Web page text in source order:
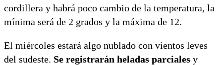
cordillera y habrá poco cambio de la temperatura, la
mínima será de 2 grados y la máxima de 12.
El miércoles estará algo nublado con vientos leves
del sudeste. Se registrarán heladas parciales y